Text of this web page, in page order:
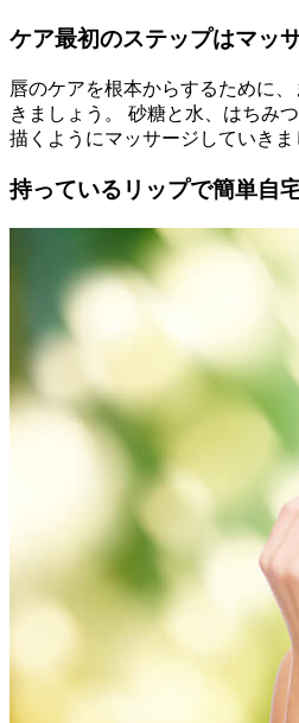
ケア最初のステップはマッ
唇のケアを根本からするために
きましょう。 砂糖と水、はちみ
描くようにマッサージしていきま
持っているリップで簡単自